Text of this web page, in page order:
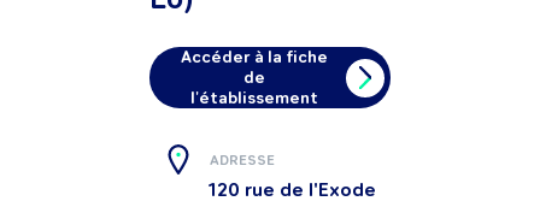
Accéder à la fiche
de
l'établissement
ADRESSE
120 rue de l'Exode